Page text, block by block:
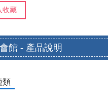
收藏
館 - 產品說明
類